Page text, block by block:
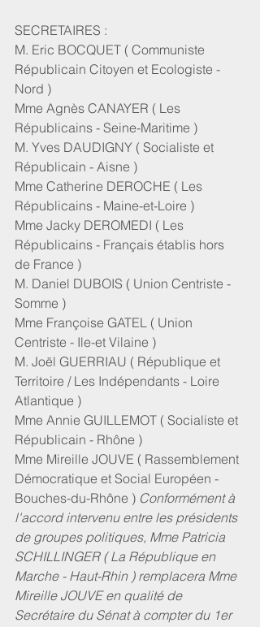
SECRETAIRES :
M. Eric BOCQUET ( Communiste
Républicain Citoyen et Ecologiste -
Nord )
Mme Agnès CANAYER ( Les
Républicains - Seine-Maritime )
M. Yves DAUDIGNY ( Socialiste et
Républicain - Aisne )
Mme Catherine DEROCHE ( Les
Républicains - Maine-et-Loire )
Mme Jacky DEROMEDI ( Les
Républicains - Français établis hors
de France )
M. Daniel DUBOIS ( Union Centriste -
Somme )
Mme Françoise GATEL ( Union
Centriste - Ile-et Vilaine )
M. Joël GUERRIAU ( République et
Territoire / Les Indépendants - Loire
Atlantique )
Mme Annie GUILLEMOT ( Socialiste et
Républicain - Rhône )
Mme Mireille JOUVE ( Rassemblement
Démocratique et Social Européen -
Bouches-du-Rhône ) Conformément à
l'accord intervenu entre les présidents
de groupes politiques, Mme Patricia
SCHILLINGER ( La République en
Marche - Haut-Rhin ) remplacera Mme
Mireille JOUVE en qualité de
Secrétaire du Sénat à compter du 1er